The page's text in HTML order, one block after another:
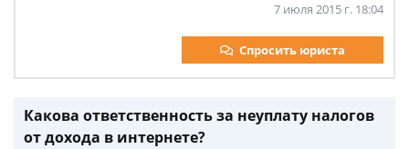
7 июля 2015 г. 18:04
Спросить юриста
Какова ответственность за неуплату налогов
от дохода в интернете?